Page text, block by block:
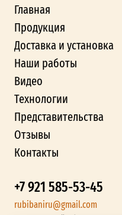
Главная
Продукция
Доставка и установка
Наши работы
Видео
Технологии
Представительства
Отзывы
Контакты
+7 921 585-53-45
rubibaniru@gmail.com